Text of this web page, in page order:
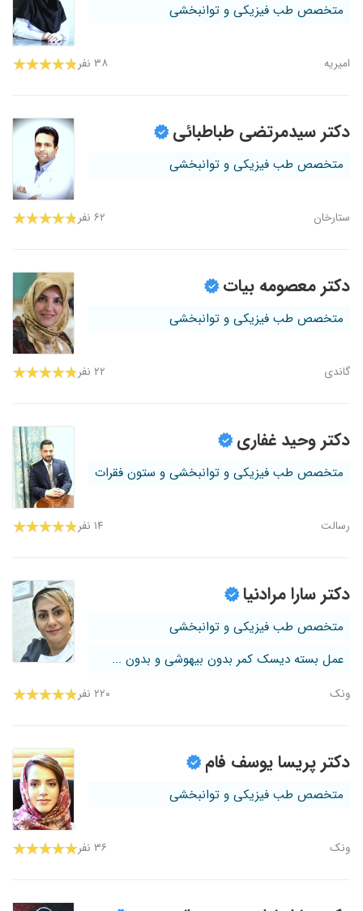
متخصص طب فیزیکی و توانبخشی
امیریه ۳۸ نفر
دکتر سیدمرتضی طباطبائی
متخصص طب فیزیکی و توانبخشی
ستارخان ۶۲ نفر
دکتر معصومه بیات
متخصص طب فیزیکی و توانبخشی
گاندی ۲۲ نفر
دکتر وحید غفاری
متخصص طب فیزیکی و توانبخشی و ستون فقرات
رسالت ۱۴ نفر
دکتر سارا مرادنیا
متخصص طب فیزیکی و توانبخشی
عمل بسته دیسک کمر بدون بیهوشی و بدون ...
ونک ۲۲۰ نفر
دکتر پریسا یوسف فام
متخصص طب فیزیکی و توانبخشی
ونک ۳۶ نفر